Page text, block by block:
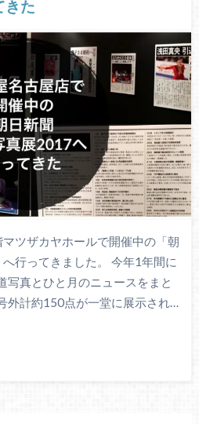
きた
ツザカヤホールで開催中の「朝
行ってきました。 今年1年間に
写真とひと月のニュースをまと
外計約150点が一堂に展示され…